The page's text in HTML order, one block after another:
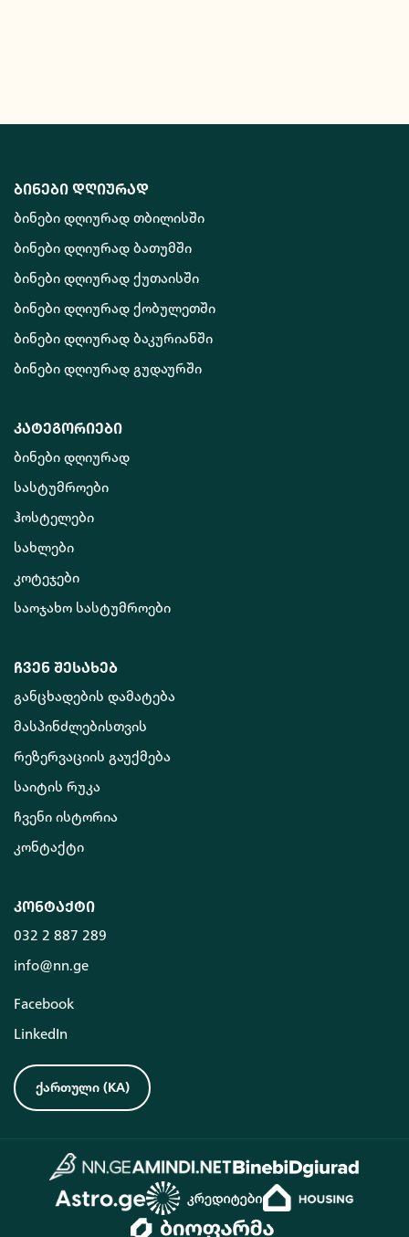
ბინები დღიურად
ბინები დღიურად თბილისში
ბინები დღიურად ბათუმში
ბინები დღიურად ქუთაისში
ბინები დღიურად ქობულეთში
ბინები დღიურად ბაკურიანში
ბინები დღიურად გუდაურში
კატეგორიები
ბინები დღიურად
სასტუმროები
ჰოსტელები
სახლები
კოტეჯები
საოჯახო სასტუმროები
ჩვენ შესახებ
განცხადების დამატება
მასპინძლებისთვის
რეზერვაციის გაუქმება
საიტის რუკა
ჩვენი ისტორია
კონტაქტი
კონტაქტი
032 2 887 289
info@nn.ge
Facebook
LinkedIn
ქართული (KA)